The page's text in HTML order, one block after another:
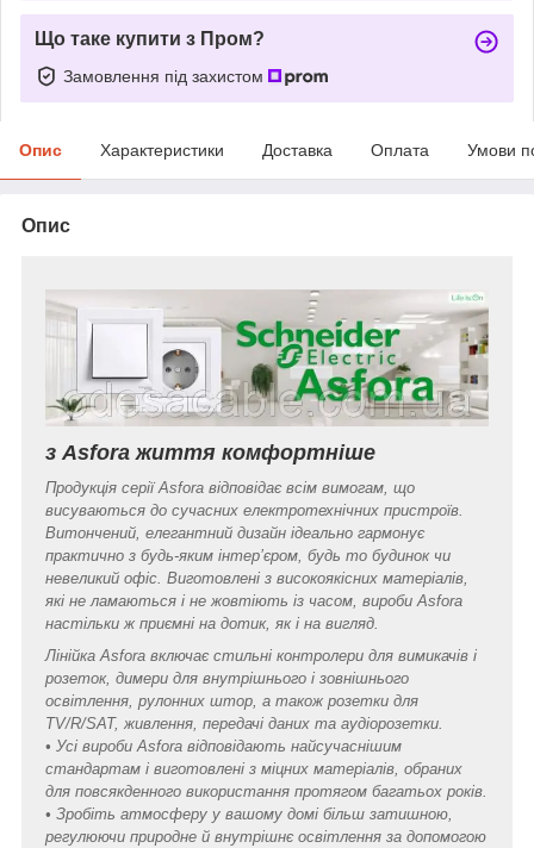
Що таке купити з Пром?
Замовлення під захистом
Опис Характеристики Доставка Оплата Умови
Опис
з Asfora життя комфортніше
Продукція серії Asfora відповідає всім вимогам, що
висуваються до сучасних електротехнічних пристроїв.
Витончений, елегантний дизайн ідеально гармонує
практично з будь-яким інтер’єром, будь то будинок чи
невеликий офіс. Виготовлені з високоякісних матеріалів,
які не ламаються і не жовтіють із часом, вироби Asfora
настільки ж приємні на дотик, як і на вигляд.
Лінійка Asfora включає стильні контролери для вимикачів і
розеток, димери для внутрішнього і зовнішнього
освітлення, рулонних штор, а також розетки для
TV/R/SAT, живлення, передачі даних та аудіорозетки.
• Усі вироби Asfora відповідають найсучаснішим
стандартам і виготовлені з міцних матеріалів, обраних
для повсякденного використання протягом багатьох років.
• Зробіть атмосферу у вашому домі більш затишною,
регулюючи природне й внутрішнє освітлення за допомогою